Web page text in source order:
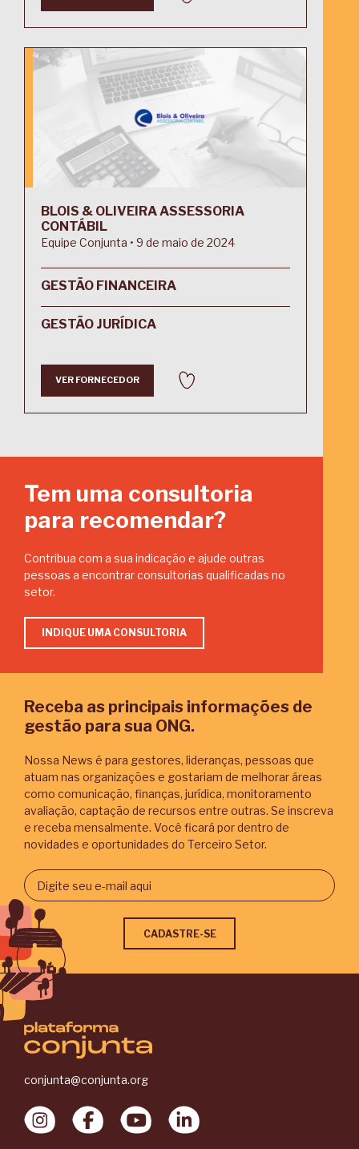
BLOIS & OLIVEIRA ASSESSORIA
CONTÁBIL
Equipe Conjunta • 9 de maio de 2024
GESTÃO FINANCEIRA
GESTÃO JURÍDICA
VER FORNECEDOR
Tem uma consultoria
para recomendar?
Contribua com a sua indicação e ajude outras
pessoas a encontrar consultorias qualificadas no
setor.
INDIQUE UMA CONSULTORIA
Receba as principais informações de
gestão para sua ONG.
Nossa News é para gestores, lideranças, pessoas que
atuam nas organizações e gostariam de melhorar áreas
como comunicação, finanças, jurídica, monitoramento
avaliação, captação de recursos entre outras. Se inscreva
e receba mensalmente. Você ficará por dentro de
novidades e oportunidades do Terceiro Setor.
conjunta@conjunta.org